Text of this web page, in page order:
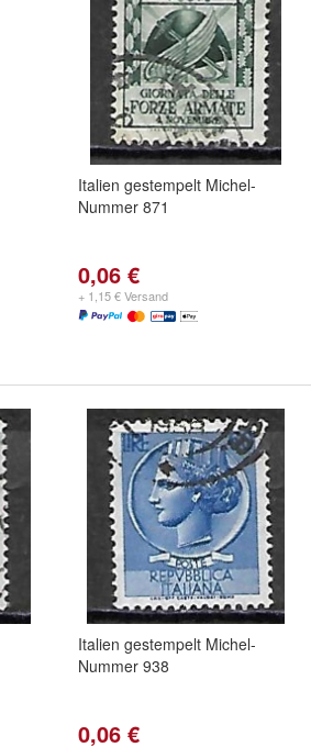
Italien gestempelt Michel-
Nummer 871
0,06 €
+ 1,15 € Versand
Italien gestempelt Michel-
Nummer 938
0,06 €